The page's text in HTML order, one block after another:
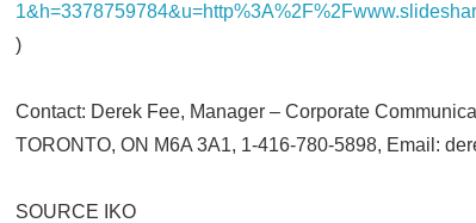
)
Contact: Derek Fee, Manager – Corporate
TORONTO, ON M6A 3A1, 1-416-780-5898, Email:
SOURCE IKO